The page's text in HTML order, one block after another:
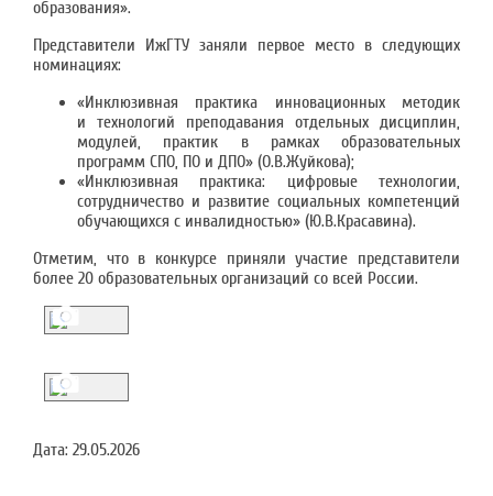
образования».
Представители ИжГТУ заняли первое место в следующих
номинациях:
«Инклюзивная практика инновационных методик
и технологий преподавания отдельных дисциплин,
модулей, практик в рамках образовательных
программ СПО, ПО и ДПО» (О.В.Жуйкова);
«Инклюзивная практика: цифровые технологии,
сотрудничество и развитие социальных компетенций
обучающихся с инвалидностью» (Ю.В.Красавина).
Отметим, что в конкурсе приняли участие представители
более 20 образовательных организаций со всей России.
Дата: 29.05.2026